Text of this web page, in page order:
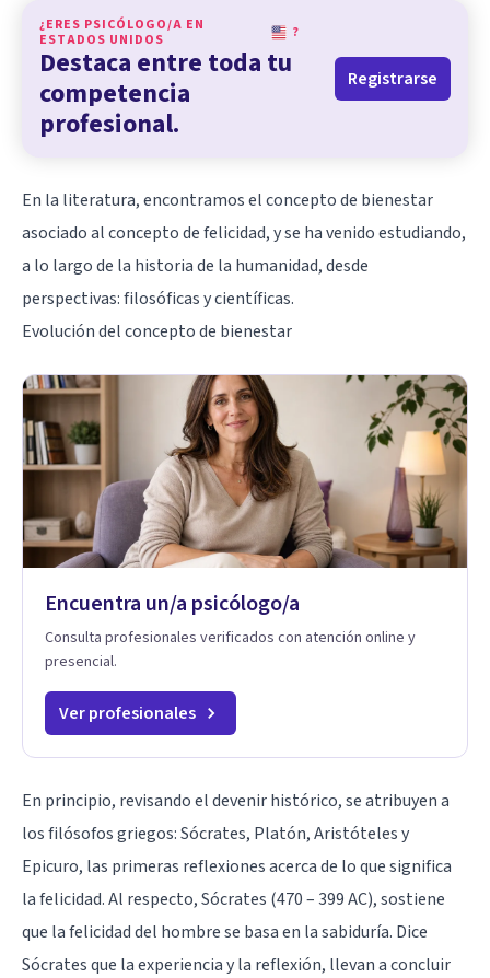
¿ERES PSICÓLOGO/A EN
ESTADOS UNIDOS
?
Destaca entre toda tu
competencia
profesional.
Registrarse
En la literatura, encontramos el concepto de bienestar
asociado al concepto defelicidad, y se ha venido estudiando,
a lo largo de la historia de la humanidad, desde
perspectivas: filosóficas y científicas.
Evolución del concepto de bienestar
Encuentra un/a psicólogo/a
Consulta profesionales verificados con atención online y
presencial.
Ver profesionales
En principio, revisando el devenir histórico, se atribuyen a
los filósofos griegos:Sócrates, Platón,Aristótelesy
Epicuro, las primeras reflexiones acerca de lo que significa
la felicidad. Al respecto, Sócrates (470 – 399 AC), sostiene
que la felicidad del hombre se basa en la sabiduría. Dice
Sócrates que la experiencia y la reflexión, llevan a concluir